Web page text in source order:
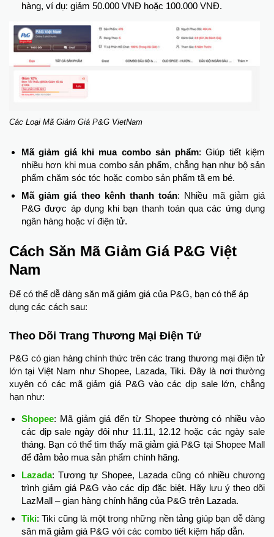
hàng, ví dụ: giảm 50.000 VNĐ hoặc 100.000 VNĐ.
Các Loại Mã Giảm Giá P&G VietNam
Mã giảm giá khi mua combo sản phẩm: Giúp tiết kiệm
nhiều hơn khi mua combo sản phẩm, chẳng hạn như bộ sản
phẩm chăm sóc tóc hoặc combo sản phẩm tã em bé.
Mã giảm giá theo kênh thanh toán: Nhiều mã giảm giá
P&G được áp dụng khi bạn thanh toán qua các ứng dụng
ngân hàng hoặc ví điện tử.
Cách Săn Mã Giảm Giá P&G Việt
Nam
Để có thể dễ dàng săn mã giảm giá của P&G, bạn có thể áp
dụng các cách sau:
Theo Dõi Trang Thương Mại Điện Tử
P&G có gian hàng chính thức trên các trang thương mại điện tử
lớn tại Việt Nam như Shopee, Lazada, Tiki. Đây là nơi thường
xuyên có các mã giảm giá P&G vào các dịp sale lớn, chẳng
hạn như:
Shopee: Mã giảm giá đến từ Shopee thường có nhiều vào
các dịp sale ngày đôi như 11.11, 12.12 hoặc các ngày sale
tháng. Bạn có thể tìm thấy mã giảm giá P&G tại Shopee Mall
để đảm bảo mua sản phẩm chính hãng.
Lazada: Tương tự Shopee, Lazada cũng có nhiều chương
trình giảm giá P&G vào các dịp đặc biệt. Hãy lưu ý theo dõi
LazMall – gian hàng chính hãng của P&G trên Lazada.
Tiki: Tiki cũng là một trong những nền tảng giúp bạn dễ dàng
săn mã giảm giá P&G với các combo tiết kiệm hấp dẫn.